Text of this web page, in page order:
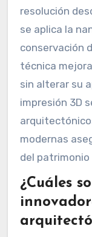
resolución
se aplica la
conservación
técnica
sin alterar su
impresión 3D
modernas
del
¿Cuáles